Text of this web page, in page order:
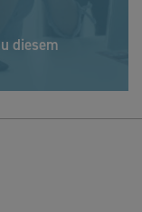
diesem